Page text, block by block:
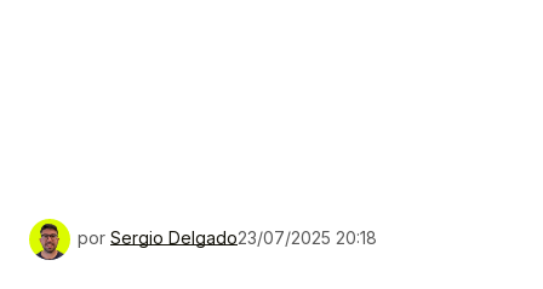
por Sergio Delgado23/07/2025 20:18